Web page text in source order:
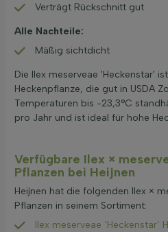
Verträgt Rückschnitt gut
Alle Nachteile:
Mäßig sichtdicht
Die Ilex meserveae 'Heckenstar'
Heckenpflanze, die gut in USDA
Temperaturen bis -23,3°C
pro Jahr und ist ideal für hohe
Verfügbare Ilex ×
Pflanzen bei Heijnen
Heijnen hat die folgenden Ilex ×
Pflanzen in seinem Sortiment:
Ilex meserveae